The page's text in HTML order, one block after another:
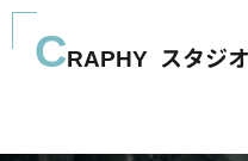
CRAPHY スタジ